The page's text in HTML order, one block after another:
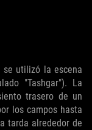
se utilizó la escena
"Tashgar"). La
trasero de un
los campos hasta
tarda alrededor de